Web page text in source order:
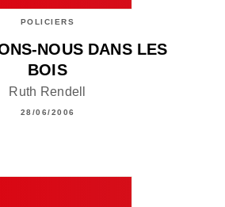
POLICIERS
NOUS DANS LES
BOIS
Ruth Rendell
28/06/2006